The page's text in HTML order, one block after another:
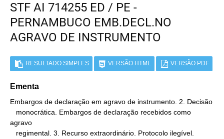
STF AI 714255 ED / PE -
PERNAMBUCO EMB.DECL.NO
AGRAVO DE INSTRUMENTO
RESULTADO SIMPLES VERSÃO HTML VERSÃO PDF
Ementa
Embargos de declaração em agravo de instrumento. 2. Decisão
agravo